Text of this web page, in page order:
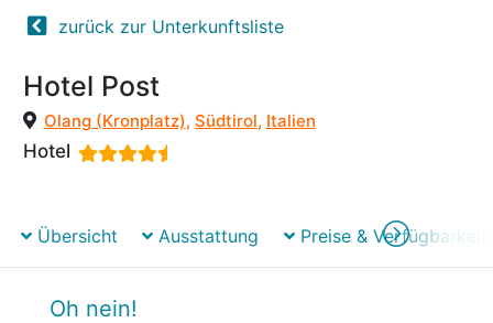
zurück zur Unterkunftsliste
Hotel Post
Olang (Kronplatz), Südtirol, Italien
Hotel
Übersicht Ausstattung Preise & Verfügbarkeit
Oh nein!